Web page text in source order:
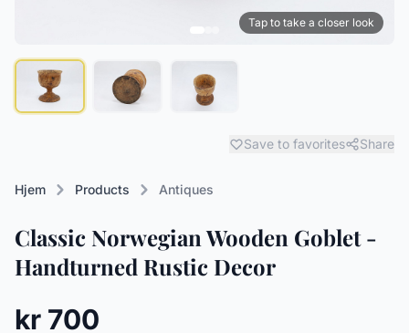
Tap to take a closer look
Save to favorites Share
Hjem Products Antiques
Classic Norwegian Wooden Goblet -
Handturned Rustic Decor
kr 700